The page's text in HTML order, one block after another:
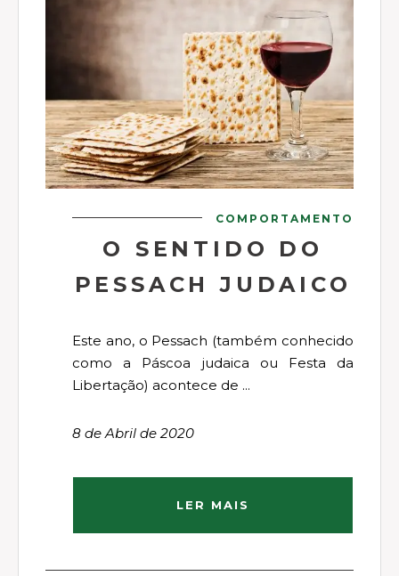
COMPORTAMENTO
O SENTIDO DO
PESSACH JUDAICO
Este ano, o Pessach (também conhecido
como a Páscoa judaica ou Festa da
Libertação) acontece de ...
8 de Abril de 2020
LER MAIS